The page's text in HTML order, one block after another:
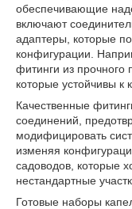
обеспечивающие
включают
адаптеры, которые
конфигурации.
фитинги из прочного
которые устойчивы к
Качественные
соединений,
модифицировать
изменяя
садоводов, которые
нестандартные
Готовые наборы